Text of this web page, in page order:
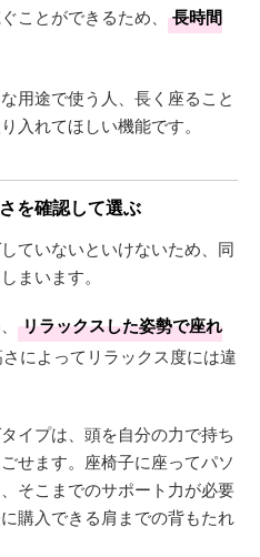
ことができるため、
長時間
用途で使う人、長く座ること
入れてほしい機能です。
を確認して選ぶ
ていないといけないため、同
まいます。
リラックスした姿勢で座れ
によってリラックス度には違
イプは、頭を自分の力で持ち
せます。座椅子に座ってパソ
そこまでのサポート力が必要
購入できる肩までの背もたれ